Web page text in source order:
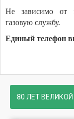
Не зависимо от
газовую службу.
Единый телефон
80 ЛЕТ